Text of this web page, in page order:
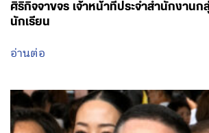
ศิริกิจจาขจร เจ้าหน้าที่ประจำสำนักงาน
นักเรียน
อ่านต่อ